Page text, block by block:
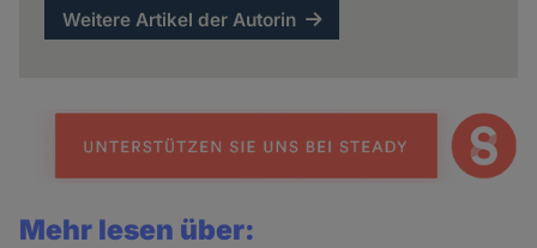
Weitere Artikel der Autorin
Mehr lesen über: